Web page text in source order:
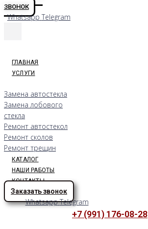
ЗВОНОК
Whatsapp Telegram
ГЛАВНАЯ
УСЛУГИ
Замена автостекла
Замена лобового
стекла
Ремонт автостекол
Ремонт сколов
Ремонт трещин
КАТАЛОГ
НАШИ РАБОТЫ
КОНТАКТЫ
Заказать звонок
Whatsapp Telegram
+7 (991) 176-08-28